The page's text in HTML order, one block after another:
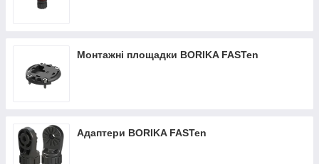
Монтажні площадки BORIKA FASTen
Адаптери BORIKA FASTen